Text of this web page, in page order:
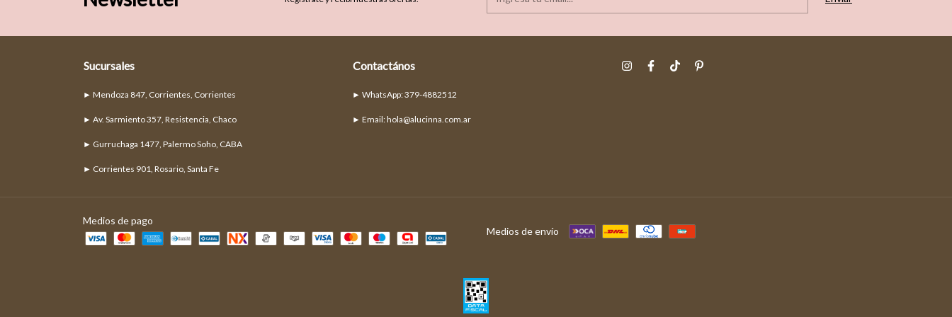
Sucursales
► Mendoza 847, Corrientes, Corrientes
► Av. Sarmiento 357, Resistencia, Chaco
► Gurruchaga 1477, Palermo Soho, CABA
► Corrientes 901, Rosario, Santa Fe
Contactános
► Email:hola@alucinna.com.ar
Medios de pago
Medios de envío